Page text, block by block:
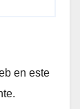
en este